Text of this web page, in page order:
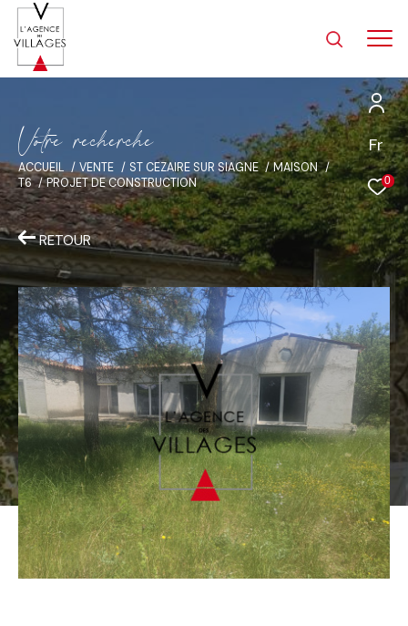
Fr
0
Votre recherche
ACCUEIL VENTE ST CEZAIRE SUR SIAGNE
MAISON
T6
PROJET DE CONSTRUCTION
RETOUR